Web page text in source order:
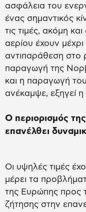
ασφάλεια του
ένας σημαντικός
τις τιμές, ακόμη
αερίου έχουν
αντιπαράθεση στο
παραγωγή της
και η παραγωγή
ανέκαμψε, εξηγεί
Ο περιορισμός
επανέλθει
Οι υψηλές τιμές
μέρει τα
της Ευρώπης προς
ζήτησης στην